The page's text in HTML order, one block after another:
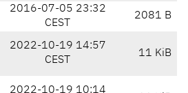
2016-07-05 23:32
CEST
2081 B
2022-10-19 14:57
CEST
11 KiB
2022-10-19 10:14